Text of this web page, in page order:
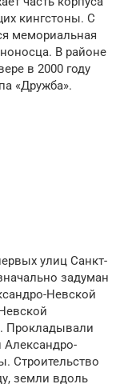
кингстоны. С
мемориальная
В районе
в 2000 году
«Дружба».
улиц Санкт-
задуман
Невской
Прокладывали
Александро-
Строительство
земли вдоль